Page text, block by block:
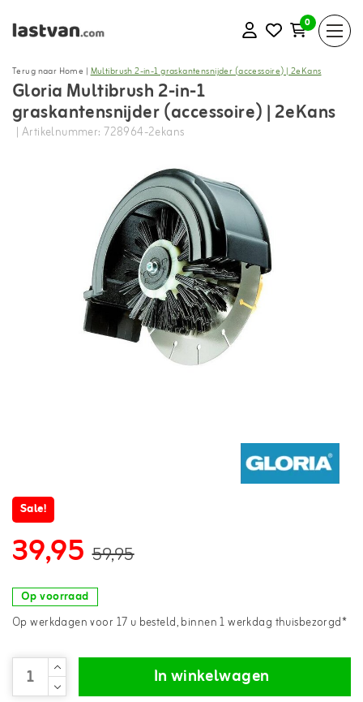
0
Terug naar Home |Multibrush 2-in-1 graskantensnijder (accessoire) | 2eKans
Gloria Multibrush 2-in-1
graskantensnijder (accessoire) | 2eKans
| Artikelnummer: 728964-2ekans
Sale!
39,95 59,95
Op voorraad
Op werkdagen voor 17 u besteld, binnen 1 werkdag thuisbezorgd*
In winkelwagen